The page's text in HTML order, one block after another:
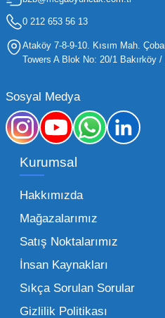
işletmelerin stoklarını
yaş grubuna hitap
Mega Oyuncak olarak
yelpazesiyle,
kategorilerde
sunduğumuz esnek
bayinin rekabet gücünü
oyuncak arayışınızda
buluşturmak bizim
oyuncak alımı
aynı zamanda lojistik
0 212 653 56 13
Ataköy 7-8-9-10. Kısım Mah.
Towers A Blok No: 20/1 Bakırköy
Sosyal Medya
Kurumsal
Hakkımızda
Mağazalarımız
Satış Noktalarımız
İnsan Kaynakları
Sıkça Sorulan Sorular
Gizlilik Politikası